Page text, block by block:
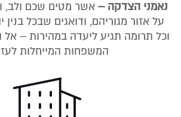
נאמני הצדקה – אשר מטים שכם ולב,
על אזור מגוריהם, ודואגים שבכל
וכל תרומה תגיע ליעדה במהירות –
המשפחות המייחלות